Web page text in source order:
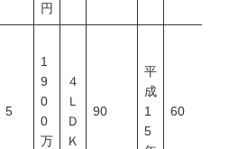
円
5
1
9
0
0
万
４
Ｌ
Ｄ
Ｋ
90
平
成
1
5
60